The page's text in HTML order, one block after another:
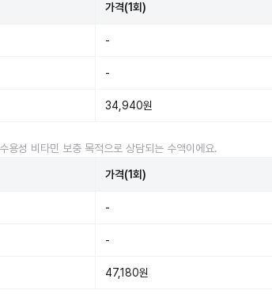
가격(1회)
-
-
34,940원
용성 비타민 보충 목적으로 상담되는 수액이에요.
가격(1회)
-
-
47,180원